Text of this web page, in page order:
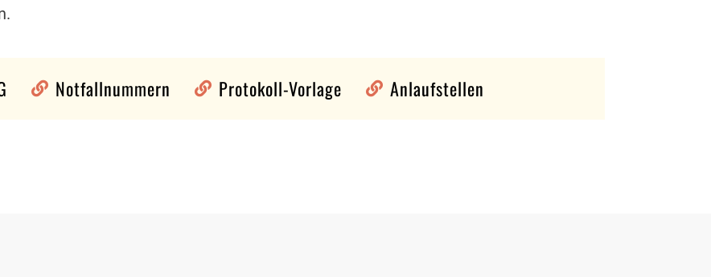
 Notfallnummern  Protokoll-Vorlage  Anlaufstellen